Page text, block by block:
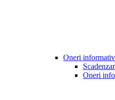
Oneri
Oneri